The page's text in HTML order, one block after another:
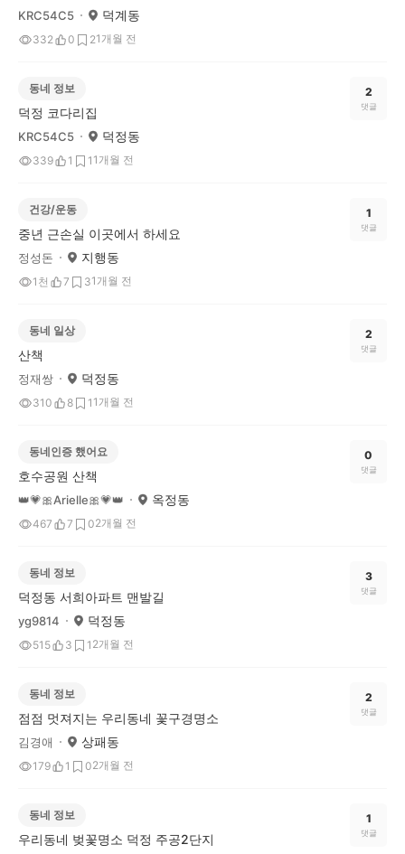
KRC54C5 덕계동
332 0 21개월 전
동네 정보
덕정 코다리집
KRC54C5 덕정동
339 1 1 1개월 전
2
댓글
건강/운동
중년 근손실 이곳에서 하세요
정성돈 지행동
1천 7 31개월 전
1
댓글
동네 일상
산책
정재쌍 덕정동
310 8 1 1개월 전
2
댓글
동네인증 했어요
호수공원 산책
👑💗🎀Arielle🎀💗👑 옥정동
467 7 02개월 전
0
댓글
동네 정보
덕정동 서희아파트 맨발길
yg9814 덕정동
515 3 1 2개월 전
3
댓글
동네 정보
점점 멋져지는 우리동네 꽃구경명소
김경애 상패동
179 1 02개월 전
2
댓글
동네 정보
우리동네 벚꽃명소 덕정 주공2단지
1
댓글